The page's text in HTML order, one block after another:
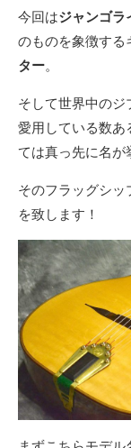
今回はジャンゴラ
のものを象徴する
ター。
そして世界中のジ
愛用している数あ
ては真っ先に名が
そのフラッグシッ
を致します！